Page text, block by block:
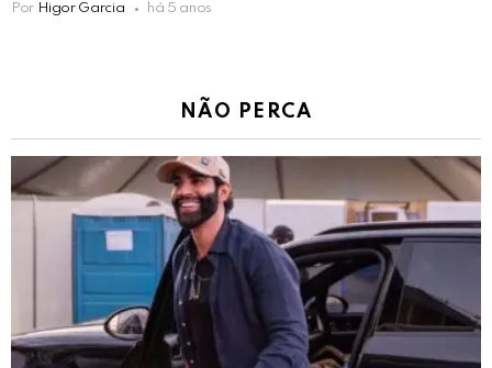
Por Higor Garcia há 5 anos
NÃO PERCA